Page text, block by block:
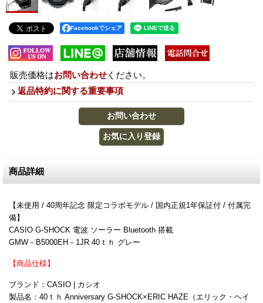
Facebookでシェア
販売価格はお問い合わせ ください。
返品特約に関する重要事項
商品詳細
【未使用 / 40周年記念 限定コラボモデル / 国内正規1年保証付 / 付属完
備】
CASIO G-SHOCK 電波 ソーラー Bluetooth 搭載
GMW－B5000EH－1JR 40ｔｈ グレー
【商品仕様】
ブランド：CASIO | カシオ
製品名：40ｔｈ Anniversary G-SHOCK×ERIC HAZE（エリック・ヘイ